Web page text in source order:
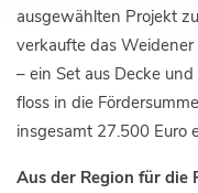
ausgewählten Projekt
verkaufte das
– ein Set aus Decke und
floss in die
insgesamt 27.500 Euro
Aus der Region für die